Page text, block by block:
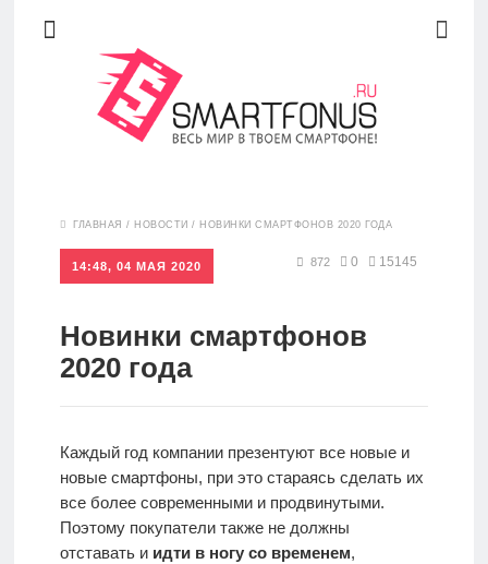
Рейтинги
О
проекте
ГЛАВНАЯ / НОВОСТИ / НОВИНКИ СМАРТФОНОВ 2020 ГОДА
14:48, 04 МАЯ 2020 872 0 15145
Новинки смартфонов
2020 года
Каждый год компании презентуют все новые и
новые смартфоны, при это стараясь сделать их
все более современными и продвинутыми.
Поэтому покупатели также не должны
отставать и идти в ногу со временем,